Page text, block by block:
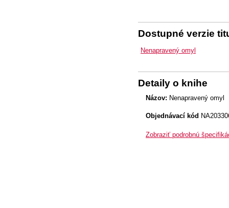
Dostupné verzie
Nenapravený omyl
Detaily o knihe
Názov: Nenapravený omyl
Objednávací kód
Zobraziť podrobnú